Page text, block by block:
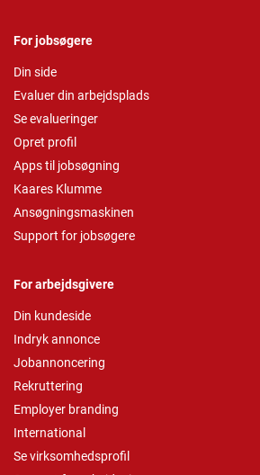
For jobsøgere
Din side
Evaluer din arbejdsplads
Se evalueringer
Opret profil
Apps til jobsøgning
Kaares Klumme
Ansøgningsmaskinen
Support for jobsøgere
For arbejdsgivere
Din kundeside
Indryk annonce
Jobannoncering
Rekruttering
Employer branding
International
Se virksomhedsprofil